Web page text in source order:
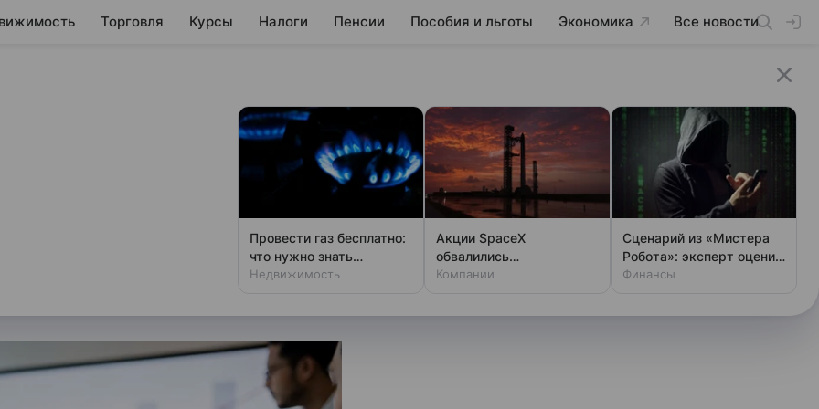
Торговля Курсы Налоги Пенсии Пособия и льготы Экономика Все новости
радикально
по
обновила текст заявления
Провести газ бесплатно:
что нужно знать
владельцам дач
Недвижимость
Акции SpaceX
обвалились
одновременно с аварией
Компании
Сценарий из «Мистера
Робота»: эксперт оценил
шансы хакеров
Финансы